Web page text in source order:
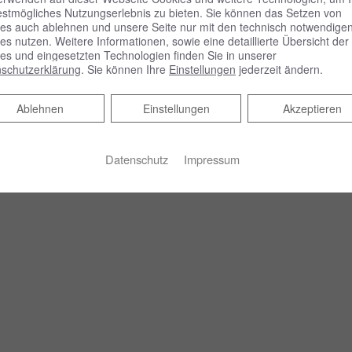
Nutzungserlebnis zu bieten. Sie können das Setzen von
auch ablehnen und unsere Seite nur mit den technisch
nutzen. Weitere Informationen, sowie eine detaillierte Übersicht der
und eingesetzten Technologien finden Sie in unserer
. Sie können Ihre Einstellungen jederzeit ändern.
Akzeptieren
Einstellungen
Ablehnen
Ablehnen
Datenschutz Impressum